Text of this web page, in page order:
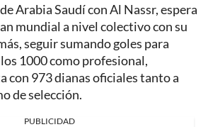
Arabia Saudí con Al Nassr, espera
mundial a nivel colectivo con su
seguir sumando goles para
1000 como profesional,
con 973 dianas oficiales tanto a
de selección.
PUBLICIDAD